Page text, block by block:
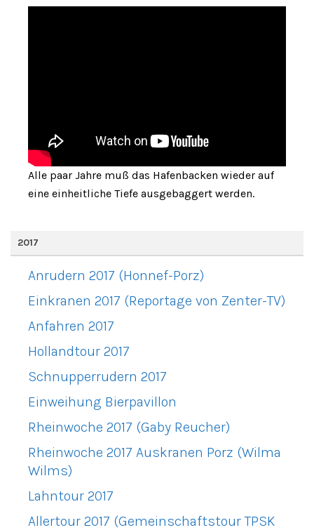
Alle paar Jahre muß das Hafenbacken wieder auf
eine einheitliche Tiefe ausgebaggert werden.
2017
Anrudern 2017 (Honnef-Porz)
Einkranen 2017 (Reportage von Zenter-TV)
Anfahren 2017
Hollandtour 2017
Schnupperrudern 2017
Einweihung Bierpavillon
Rheinwoche 2017 (Gaby Reucher)
Rheinwoche 2017 Auskranen Porz (Wilma
Wilms)
Lahntour 2017
Allertour 2017 (Gemeinschaftstour TPSK